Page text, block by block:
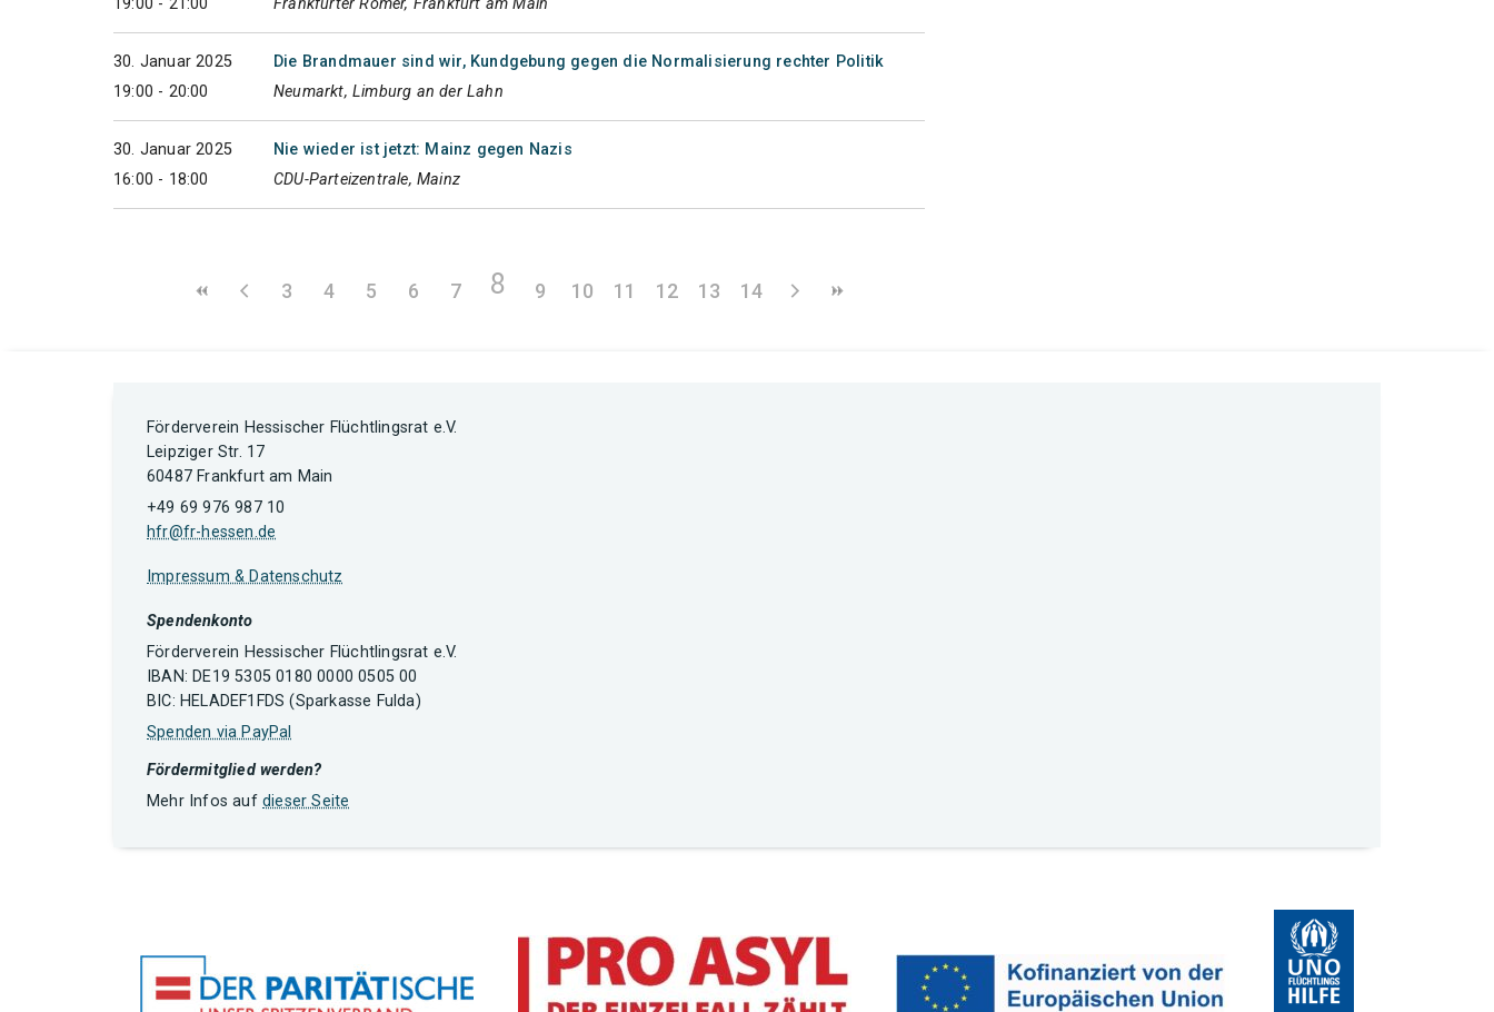
30. Januar 2025
19:00 - 20:00
Die Brandmauer sind wir, Kundgebung gegen die Normalisierung rechter Politik
Neumarkt, Limburg an der Lahn
30. Januar 2025
16:00 - 18:00
Nie wieder ist jetzt: Mainz gegen Nazis
CDU-Parteizentrale, Mainz
3 4 5 6 7 8 9 10 11 12 13 14
Förderverein Hessischer Flüchtlingsrat e.V.
Leipziger Str. 17
60487 Frankfurt am Main
+49 69 976 987 10
hfr@fr-hessen.de
Impressum & Datenschutz
Spendenkonto
Förderverein Hessischer Flüchtlingsrat e.V.
IBAN: DE19 5305 0180 0000 0505 00
BIC: HELADEF1FDS (Sparkasse Fulda)
Spenden via PayPal
Fördermitglied werden?
Mehr Infos auf dieser Seite